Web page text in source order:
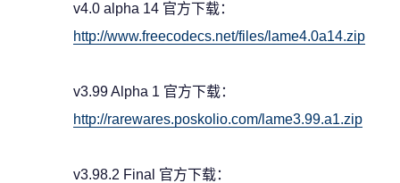
v4.0 alpha 14 官方下载：
http://www.freecodecs.net/files/lame4.0a14.zip
v3.99 Alpha 1 官方下载：
http://rarewares.poskolio.com/lame3.99.a1.zip
v3.98.2 Final 官方下载：